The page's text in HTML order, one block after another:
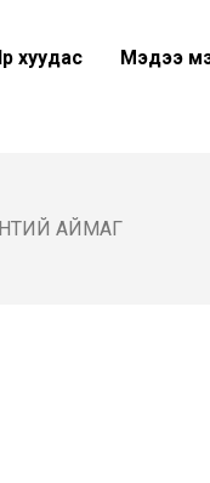
хуудас Мэдээ
АЙМАГ